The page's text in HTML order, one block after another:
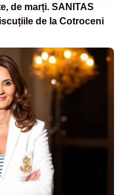
de marți. SANITAS
de la Cotroceni